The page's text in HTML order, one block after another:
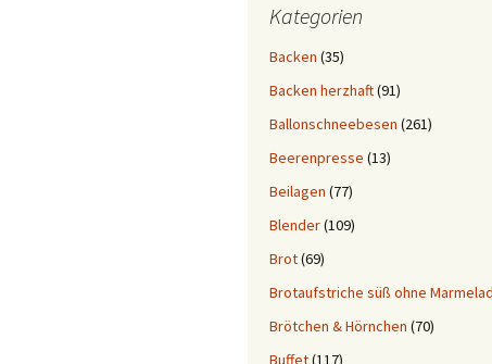
Kategorien
Backen (35)
Backen herzhaft(91)
Ballonschneebesen (261)
Beerenpresse (13)
Beilagen (77)
Blender(109)
Brot(69)
Brotaufstriche süß ohne
Brötchen & Hörnchen (70)
Buffet(117)